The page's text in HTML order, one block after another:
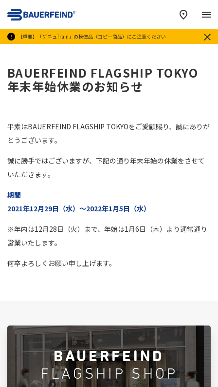
【重要】「ゲニュTrain」の模倣品（コピー商品）にご注意ください
メ
BAUERFEIND FLAGSHIP TOKYO
年末年始休業のお知らせ
平素はBAUERFEIND FLAGSHIP TOKYOをご愛顧賜り、誠にありが
とうございます。
誠に勝手ではございますが、下記の通り年末年始の休業をさせて
いただきます。
期間
2021年12月29日（水）～2022年1月5日（水）
※年内は12月28日（火）まで、年始は1月6日（木）より通常通り
営業いたします。
何卒よろしくお願い申し上げます。
BAUERFEIND
FLAGSHIP SHOP